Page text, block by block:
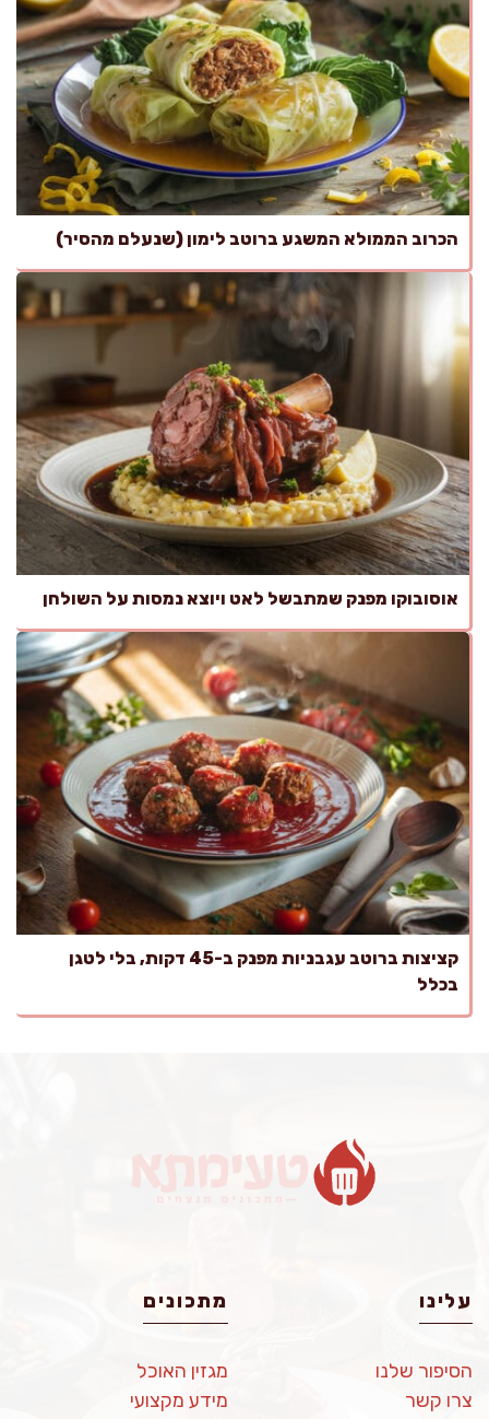
הכרוב הממולא המשגע ברוטב לימון (שנעלם מהסיר)
אוסובוקו מפנק שמתבשל לאט ויוצא נמסות על השולחן
קציצות ברוטב עגבניות מפנק ב-45 דקות, בלי לטגן
בכלל
עלינו
הסיפור שלנו
צרו קשר
מתכונים
מגזין האוכל
מידע מקצועי